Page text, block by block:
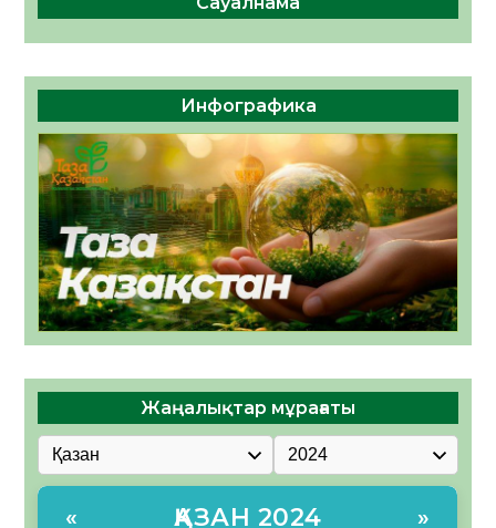
Инфографика
Жаңалықтар мұрағаты
« ҚАЗАН 2024 »